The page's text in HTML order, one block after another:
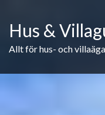
content
Hus &
Allt för hus- och